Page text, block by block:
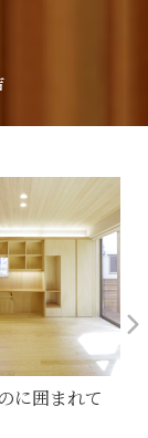
に囲まれて